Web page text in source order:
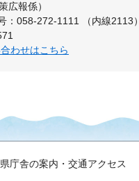
広報係）
：058-272-1111 （内線2113）
わせはこちら
県庁舎の案内・交通アクセス